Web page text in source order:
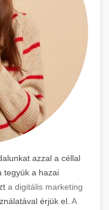
azzal a céllal
tegyük a hazai
a digitális marketing
érjük el. A